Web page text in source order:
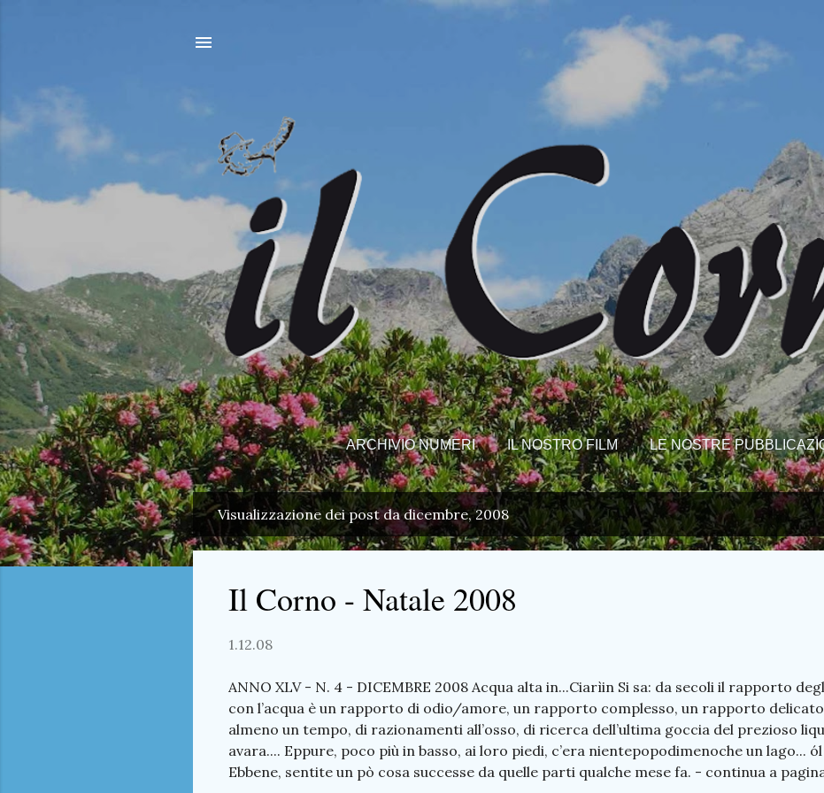
Passa ai contenuti principali
ARCHIVIO NUMERI IL NOSTRO FILM LE NOSTRE
P
o
Visualizzazione dei post da dicembre, 2008
Il Corno - Natale 2008
1.12.08
ANNO XLV - N. 4 - DICEMBRE 2008 Acqua alta in...Ciarìin Si sa: da secoli il rapporto
con l’acqua è un rapporto di odio/amore, un rapporto complesso, un rapporto
almeno un tempo, di razionamenti all’osso, di ricerca dell’ultima goccia del prezioso
avara.... Eppure, poco più in basso, ai loro piedi, c’era nientepopodimenoche un lago...
Ebbene, sentite un pò cosa successe da quelle parti qualche mese fa. - continua a pagina